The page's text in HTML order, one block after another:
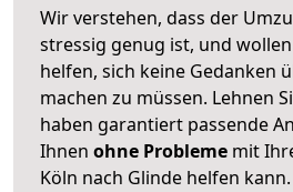
Wir verstehen, dass der
stressig genug ist, und
helfen, sich keine Gedanken
machen zu müssen. Lehnen
haben garantiert passende
Ihnen ohne Probleme mit
Köln nach Glinde helfen kann.